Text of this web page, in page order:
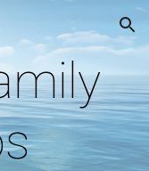
Skip to navigation